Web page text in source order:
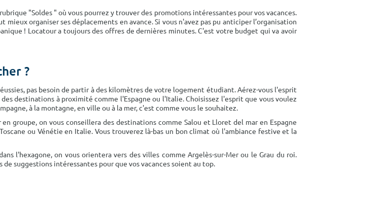
"Soldes " où vous pourrez y trouver des promotions intéressantes pour vos vacances.
mieux organiser ses déplacements en avance. Si vous n'avez pas pu anticiper l’organisation
! Locatour a toujours des offres de dernières minutes. C'est votre budget qui va avoir
?
pas besoin de partir à des kilomètres de votre logement étudiant. Aérez-vous l'esprit
destinations à proximité comme l'Espagne ou l'Italie. Choisissez l'esprit que vous voulez
à la montagne, en ville ou à la mer, c'est comme vous le souhaitez.
groupe, on vous conseillera des destinations comme Salou et Lloret del mar en Espagne
ou Vénétie en Italie. Vous trouverez là-bas un bon climat où l'ambiance festive et la
l'hexagone, on vous orientera vers des villes comme Argelès-sur-Mer ou le Grau du roi.
de suggestions intéressantes pour que vos vacances soient au top.